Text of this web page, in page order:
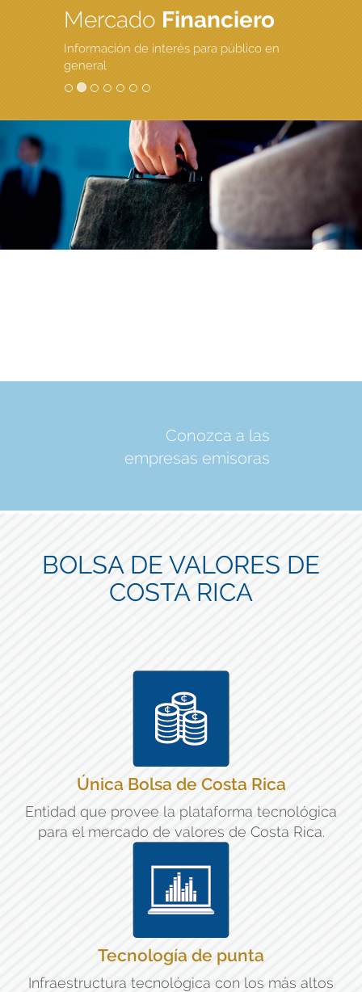
Mercado Financiero
Información de interés para público en
general
Conozca a las
empresas emisoras
BOLSA DE VALORES DE
COSTA RICA
Única Bolsa de Costa Rica
Entidad que provee la plataforma tecnológica
para el mercado de valores de Costa Rica.
Tecnología de punta
Infraestructura tecnológica con los más altos